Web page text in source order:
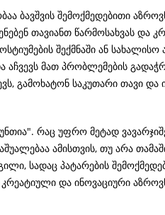
ბავშვის შემოქმედებითი
თავიანთ წარმოსახვას და
შექმნაში ან სახალისო
აჩვევს მათ პრობლემების
გამოხატონ საკუთარი თავი
რაც უფრო მეტად
ამისთვის, თუ არა
სადაც პატარების
და ინოვაციური